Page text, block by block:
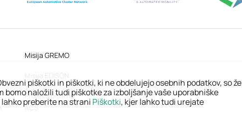
Misija GREMO
Projekti pisarne
ACS
piškotki in piškotki, ki ne obdelujejo osebnih podatkov, so že
bomo naložili tudi piškotke za izboljšanje vaše uporabniške
preberite na strani Piškotki, kjer lahko tudi urejate